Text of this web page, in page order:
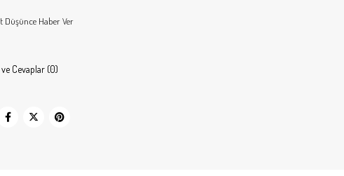
Düşünce Haber Ver
Cevaplar (0)